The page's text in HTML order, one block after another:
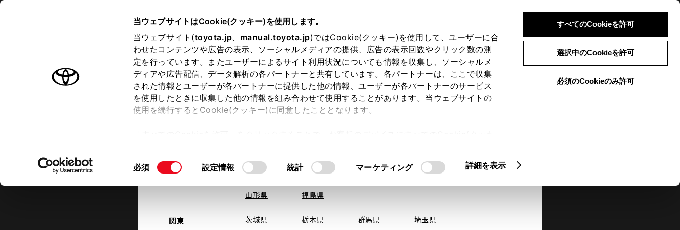
当ウェブサイトはCookie(クッキー)を使用します。
当ウェブサイト(toyota.jp、 manual.toyota.jp)ではCookie(クッキー)を使用して、ユーザーに合
わせたコンテンツや広告の表示、ソーシャルメディアの提供、広告の表示回数やクリック数の測
定を行っています。またユーザーによるサイト利用状況についても情報を収集し、ソーシャルメ
ディアや広告配信、データ解析の各パートナーと共有しています。各パートナーは、ここで収集
された情報とユーザーが各パートナーに提供した他の情報、ユーザーが各パートナーのサービス
を使用したときに収集した他の情報を組み合わせて使用することがあります。当ウェブサイトの
使用を続行するとCookie(クッキー)に同意したこととなります。
て」をご覧ください。
同
必須 設定情報 統計 マーケティング 詳細を表示
すべてのCookieを許可
選択中のCookieを許可
必須のCookieのみ許可
ログイン 検索 メニュー
オーナーサポート トピックス
現在地を取得できませんでした。
該当する地域・都道府県をお選びください。
北海道 旭川 釧路 札幌
東北 青森県 岩手県 宮城県 秋田県
山形県 福島県
関東 茨城県 栃木県 群馬県 埼玉県
トヨタ認定中古車 メニュー
トヨタ認定中古車の魅力 3つの買い方 オンライン購入 お気に入り
申し訳ございません。
何らかの問題が発生しました。
恐れ入りますが、しばらく経ってから再度、お試し下さい。